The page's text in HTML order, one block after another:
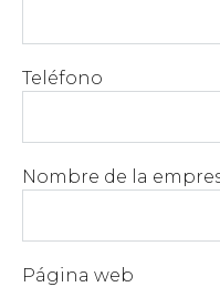
Teléfono
Nombre de la
Página web